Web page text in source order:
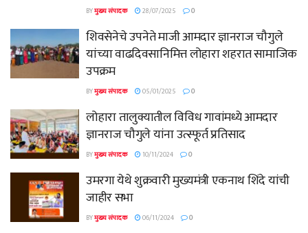
BYमुख्य संपादक 28/07/2025 0
शिवसेनेचे उपनेते माजी आमदार ज्ञानराज चौगुले
यांच्या वाढदिवसानिमित्त लोहारा शहरात सामाजिक
उपक्रम
BYमुख्य संपादक 05/01/2025 0
लोहारा तालुक्यातील विविध गावांमध्ये आमदार
ज्ञानराज चौगुले यांना उत्स्फूर्त प्रतिसाद
BYमुख्य संपादक 10/11/2024 0
उमरगा येथे शुक्रवारी मुख्यमंत्री एकनाथ शिंदे यांची
जाहीर सभा
BYमुख्य संपादक 06/11/2024 0